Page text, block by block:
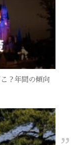
？年間の傾向